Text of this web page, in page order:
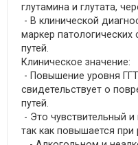
глутамина и глутата,
- В клинической
маркер
путей.
Клиническое значение:
- Повышение уровня
свидетельствует о
путей.
- Это чувствительный
так как повышается при